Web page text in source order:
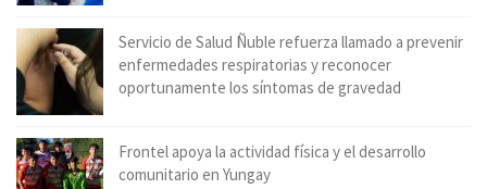
Servicio de Salud Ñuble refuerza llamado a prevenir
enfermedades respiratorias y reconocer
oportunamente los síntomas de gravedad
Frontel apoya la actividad física y el desarrollo
comunitario en Yungay